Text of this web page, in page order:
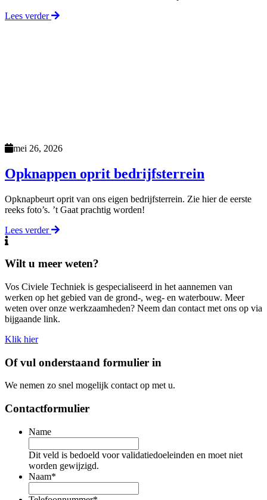
Lees verder
mei 26, 2026
Opknappen oprit bedrijfsterrein
Opknapbeurt oprit van ons eigen bedrijfsterrein. Zie hier de eerste
reeks foto’s. ’t Gaat prachtig worden!
Lees verder
Wilt u meer weten?
Vos Civiele Techniek is gespecialiseerd in het aannemen van
werken op het gebied van de grond-, weg- en waterbouw. Meer
weten over onze werkzaamheden? Neem dan contact met ons op via
bijgaande link.
Klik hier
Of vul onderstaand formulier in
We nemen zo snel mogelijk contact op met u.
Contactformulier
Name
Dit veld is bedoeld voor validatiedoeleinden en moet niet
worden gewijzigd.
Naam*